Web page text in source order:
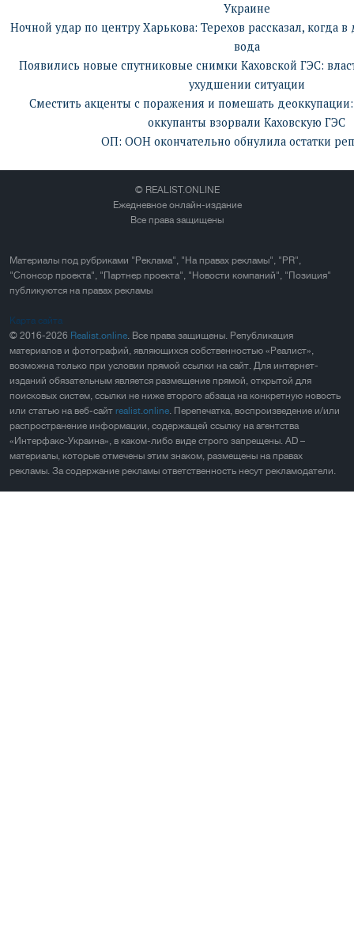
Украине
Ночной удар по центру Харькова: Терехов рассказал, когда
вода
Появились новые спутниковые снимки Каховской ГЭС:
ухудшении ситуации
Сместить акценты с поражения и помешать
оккупанты взорвали Каховскую ГЭС
ОП: ООН окончательно обнулила остатки
© REALIST.ONLINE
Ежедневное онлайн-издание
Все права защищены
Материалы под рубриками "Реклама", "На правах рекламы", "PR",
"Спонсор проекта", "Партнер проекта", "Новости компаний", "Позиция"
публикуются на правах рекламы
Карта сайта
© 2016-2026 Realist.online. Все права защищены. Републикация
материалов и фотографий, являющихся собственностью «Реалист»,
возможна только при условии прямой ссылки на сайт. Для интернет-
изданий обязательным является размещение прямой, открытой для
поисковых систем, ссылки не ниже второго абзаца на конкретную новость
или статью на веб-сайт realist.online. Перепечатка, воспроизведение и/или
распространение информации, содержащей ссылку на агентства
«Интерфакс-Украина», в каком-либо виде строго запрещены. AD –
материалы, которые отмечены этим знаком, размещены на правах
рекламы. За содержание рекламы ответственность несут рекламодатели.